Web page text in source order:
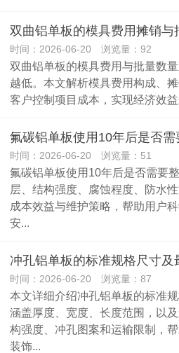
双曲铝单板的模具费用摊销与
时间：2026-06-20 浏览量：92
双曲铝单板的模具费用与批量数
越低。本文解析模具费用构成、
客户控制项目成本，实现经济效益
氟碳铝单板使用10年后是否
时间：2026-06-20 浏览量：51
氟碳铝单板使用10年后是否需要
层、结构强度、腐蚀程度、防水
成本效益与维护策略，帮助用户
安...
冲孔铝单板的标准规格尺寸及
时间：2026-06-20 浏览量：87
本文详细介绍冲孔铝单板的标准
涵盖厚度、宽度、长度范围，以
构强度、冲孔图案和运输限制，
装饰...